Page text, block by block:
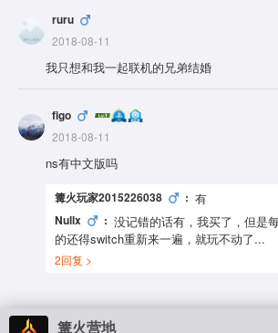
篝火营地
ruru
2018-08-11
我只想和我一起联机的兄弟结婚
figo
2018-08-11
ns有中文版吗
篝火玩家2015226038 : 有
Nullx : 没记错的话有，我买了，但是
的还得switch重新来一遍，就玩不动了...
2回复 >